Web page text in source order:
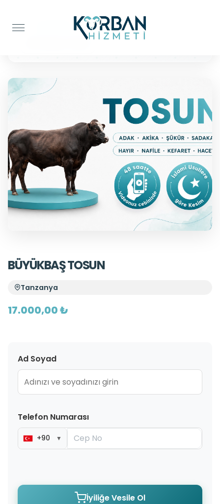
Şükür Kurbanı
BÜYÜKBAŞ TOSUN
Tanzanya
17.000,00 ₺
Ad Soyad
Telefon Numarası
+90 ▼
İyiliğe Vesile Ol